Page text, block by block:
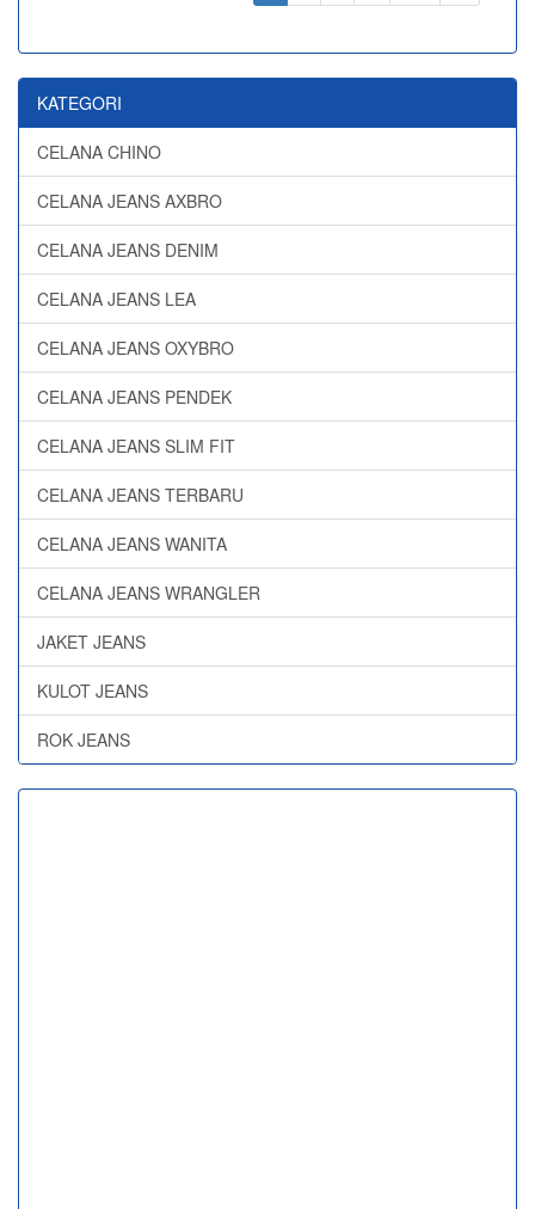
KATEGORI
CELANA CHINO
CELANA JEANS AXBRO
CELANA JEANS DENIM
CELANA JEANS LEA
CELANA JEANS OXYBRO
CELANA JEANS PENDEK
CELANA JEANS SLIM FIT
CELANA JEANS TERBARU
CELANA JEANS WANITA
CELANA JEANS WRANGLER
JAKET JEANS
KULOT JEANS
ROK JEANS